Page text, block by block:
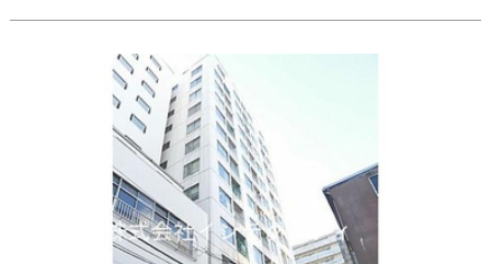
Previous